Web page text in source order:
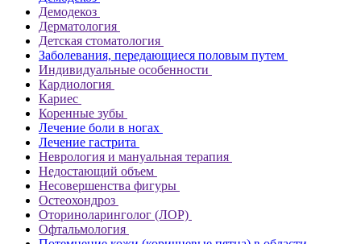
Демодекоз
Дерматология
Детская стоматология
Заболевания, передающиеся половым путем
Индивидуальные особенности
Кардиология
Кариес
Коренные зубы
Лечение боли в ногах
Лечение гастрита
Неврология и мануальная терапия
Недостающий объем
Несовершенства фигуры
Остеохондроз
Оториноларинголог (ЛОР)
Офтальмология